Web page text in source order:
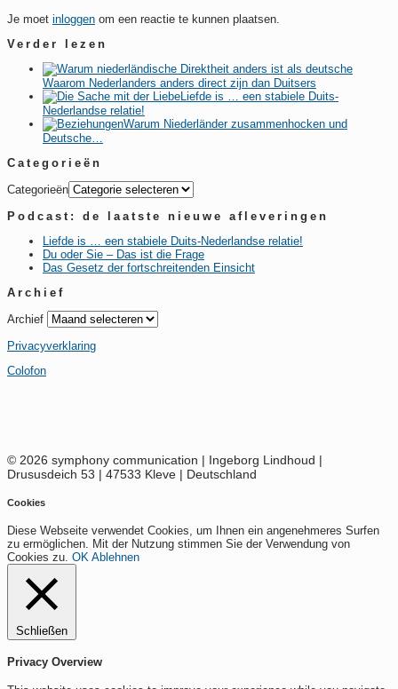
Je moet inloggen om een reactie te kunnen plaatsen.
Verder lezen
Waarom Nederlanders anders direct zijn dan Duitsers
Liefde is … een stabiele Duits-
Nederlandse relatie!
Warum Niederländer zusammenhocken und
Deutsche…
Categorieën
Categorieën
Podcast: de laatste nieuwe afleveringen
Liefde is … een stabiele Duits-Nederlandse relatie!
Du oder Sie – Das ist die Frage
Das Gesetz der fortschreitenden Einsicht
Archief
Archief
Privacyverklaring
Colofon
© 2026 symphony communication | Ingeborg Lindhoud |
Drususdeich 53 | 47533 Kleve | Deutschland
Cookies
Diese Webseite verwendet Cookies, um Ihnen ein angenehmeres Surfen
zu ermöglichen. Mit der Nutzung stimmen Sie der Verwendung von
Cookies zu. OK Ablehnen
Schließen
Privacy Overview